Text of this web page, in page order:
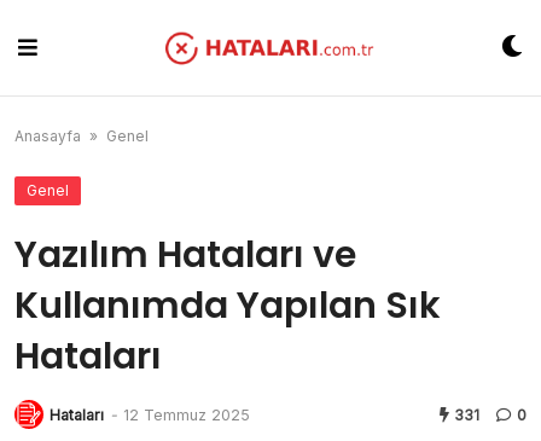
content
Anasayfa » Genel
Genel
Yazılım Hataları ve
Kullanımda Yapılan Sık
Hataları
Hataları - 12 Temmuz 2025 331 0